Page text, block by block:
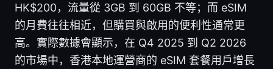
HK$200，流量從 3GB 到 60GB 不等；而 eSIM
的月費往往相近，但購買與啟用的便利性通常更
高。實際數據會顯示，在 Q4 2025 到 Q2 2026
的市場中，香港本地運營商的 eSIM 套餐用戶增長